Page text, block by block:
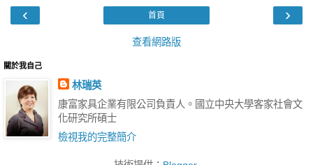
‹ ›
首頁
查看網路版
關於我自己
林瑞英
康富家具企業有限公司負責人。國立中央大學客家社會文
化研究所碩士
檢視我的完整簡介